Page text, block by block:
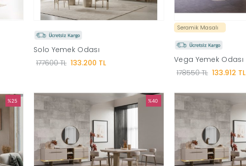
Solo Yemek Odası
177600 TL 133.200 TL
Seramik Masalı
Vega Yemek Odası
178550 TL 133.912 TL
%25 %40